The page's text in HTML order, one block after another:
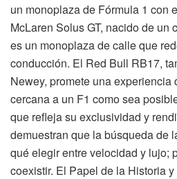
un monoplaza de Fórmula 1 con
McLaren Solus GT, nacido de un
es un monoplaza de calle que
conducción. El Red Bull RB17,
Newey, promete una experiencia
cercana a un F1 como sea
que refleja su exclusividad y
demuestran que la búsqueda de
qué elegir entre velocidad y lujo;
coexistir. El Papel de la Historia